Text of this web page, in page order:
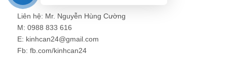
Liên hệ: Mr. Nguyễn Hùng Cường
M: 0988 833 616
E: kinhcan24@gmail.com
Fb: fb.com/kinhcan24